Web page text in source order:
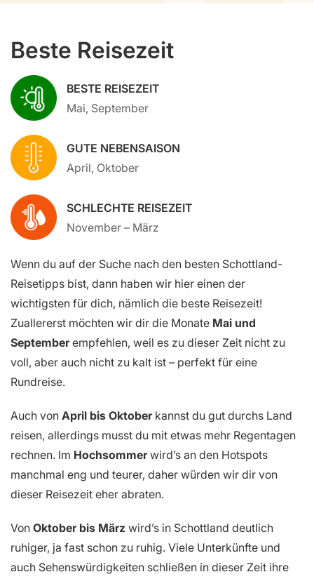
Beste Reisezeit
BESTE REISEZEIT
Mai, September
GUTE NEBENSAISON
April, Oktober
SCHLECHTE REISEZEIT
November – März
Wenn du auf der Suche nach den besten Schottland-
Reisetipps bist, dann haben wir hier einen der
wichtigsten für dich, nämlich die beste Reisezeit!
Zuallererst möchten wir dir die Monate Mai und
Septemberempfehlen, weil es zu dieser Zeit nicht zu
voll, aber auch nicht zu kalt ist – perfekt für eine
Rundreise.
Auch von April bis Oktoberkannst du gut durchs Land
reisen, allerdings musst du mit etwas mehr Regentagen
rechnen. Im Hochsommerwird’s an den Hotspots
manchmal eng und teurer, daher würden wir dir von
dieser Reisezeit eher abraten.
Von Oktober bis März wird’s in Schottland deutlich
ruhiger, ja fast schon zu ruhig. Viele Unterkünfte und
auch Sehenswürdigkeiten schließen in dieser Zeit ihre